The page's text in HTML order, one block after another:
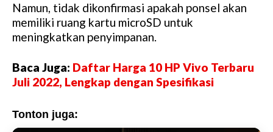
Namun, tidak dikonfirmasi apakah ponsel akan
memiliki ruang kartu microSD untuk
meningkatkan penyimpanan.
Baca Juga: Daftar Harga 10 HP Vivo Terbaru
Juli 2022, Lengkap dengan Spesifikasi
Tonton juga: